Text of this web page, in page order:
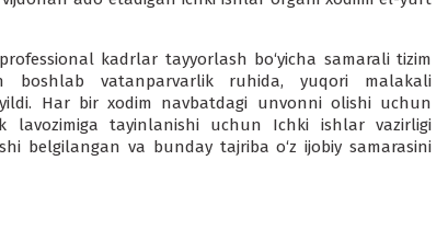
kadrlar tayyorlash bo‘yicha samarali tizim
boshlab vatanparvarlik ruhida, yuqori malakali
Har bir xodim navbatdagi unvonni olishi uchun
lavozimiga tayinlanishi uchun Ichki ishlar vazirligi
belgilangan va bunday tajriba o‘z ijobiy samarasini